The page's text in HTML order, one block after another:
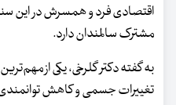
اقتصادی فرد و همسرش در این
مشترک سالمندان دارد.
به گفته دکتر گلرخی، یکی از
تغییرات جسمی و کاهش